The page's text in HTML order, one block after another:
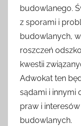
budowlanego.
z sporami i
budowlanych,
roszczeń
kwestii
Adwokat ten
sądami i innymi
praw i
budowlanych.